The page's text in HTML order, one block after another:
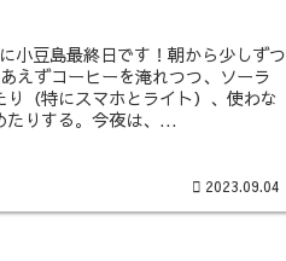
小豆島最終日です！朝から少しずつ
えずコーヒーを淹れつつ、ソーラ
（特にスマホとライト）、使わな
たりする。今夜は、...
2023.09.04